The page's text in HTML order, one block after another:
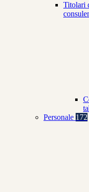
Titolari
Personale 172